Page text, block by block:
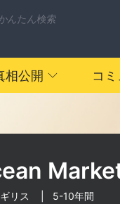
んたん検索
相公開 コ
リス
5-10年間